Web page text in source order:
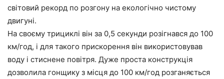
світовий рекорд по розгону на екологічно чистому
двигуні.
На своєму трициклі він за 0,5 секунди розігнався до 100
км/год, і для такого прискорення він використовував
воду і стиснене повітря. Дуже проста конструкція
дозволила гонщику з місця до 100 км/год розганяється